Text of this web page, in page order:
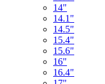
14"
14.1"
14.5"
15.4"
15.6"
16"
16.4"